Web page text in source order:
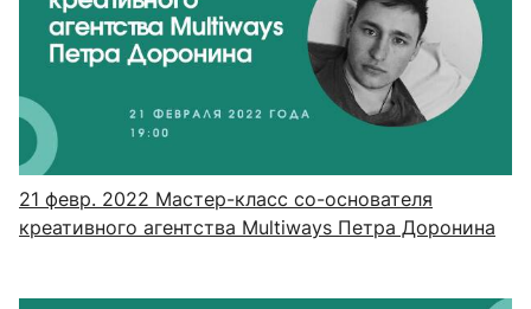
21 февр. 2022 Мастер-класс со-основателя
креативного агентства Multiways Петра Доронина